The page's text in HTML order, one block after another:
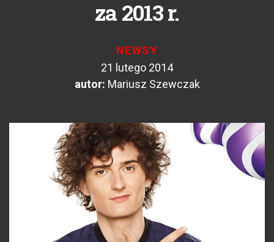
za 2013 r.
NEWSY
21 lutego 2014
autor: Mariusz Szewczak